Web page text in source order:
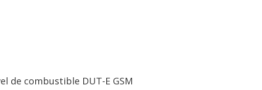
de combustible DUT-E GSM